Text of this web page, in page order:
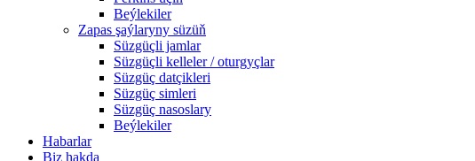
Beýlekiler
Zapas şaýlaryny süzüň
Süzgüçli jamlar
Süzgüçli kelleler / oturgyçlar
Süzgüç datçikleri
Süzgüç simleri
Süzgüç nasoslary
Beýlekiler
Habarlar
Biz hakda